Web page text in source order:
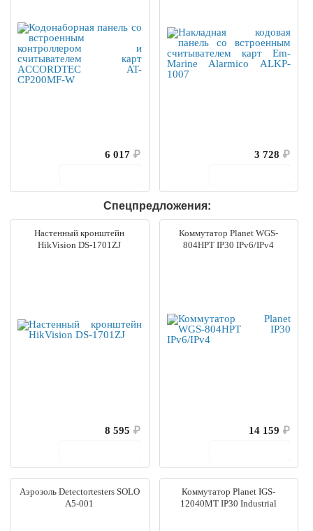
6 017 ₽
3 728 ₽
Спецпредложения:
Настенный кронштейн
HikVision DS-1701ZJ
8 595 ₽
Коммутатор Planet WGS-
804HPT IP30 IPv6/IPv4
14 159 ₽
Аэрозоль Detectortesters SOLO
A5-001
Коммутатор Planet IGS-
12040MT IP30 Industrial